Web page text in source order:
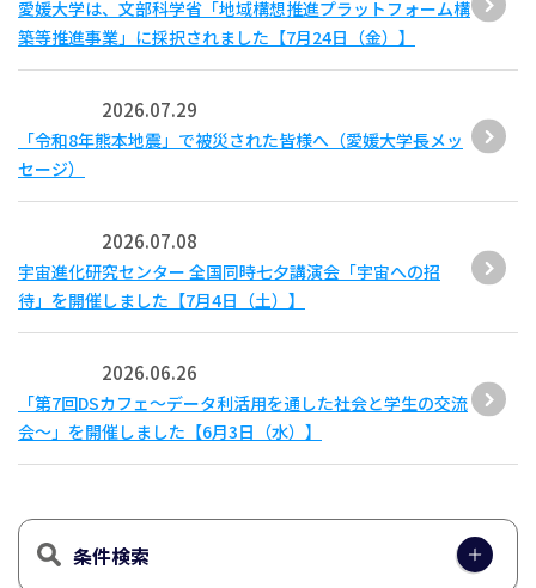
愛媛大学は、文部科学省「地域構想推進プラットフォーム構
築等推進事業」に採択されました【7月24日（金）】
2026.07.29
「令和8年熊本地震」で被災された皆様へ（愛媛大学長メッ
セージ）
2026.07.08
宇宙進化研究センター 全国同時七夕講演会「宇宙への招
待」を開催しました【7月4日（土）】
2026.06.26
「第7回DSカフェ〜データ利活用を通した社会と学生の交流
会〜」を開催しました【6月3日（水）】
条件検索